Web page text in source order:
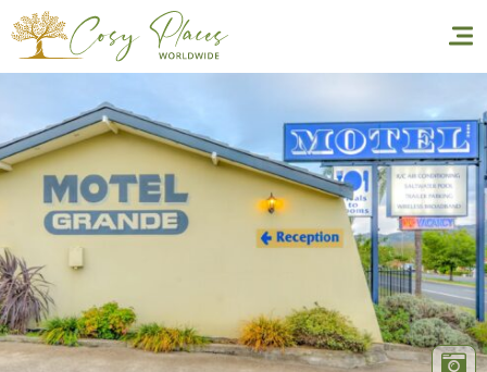
Accueil
Réserver un séjour
Nos adresses dans le monde
World’s Best Hotels
Vous faire voyager